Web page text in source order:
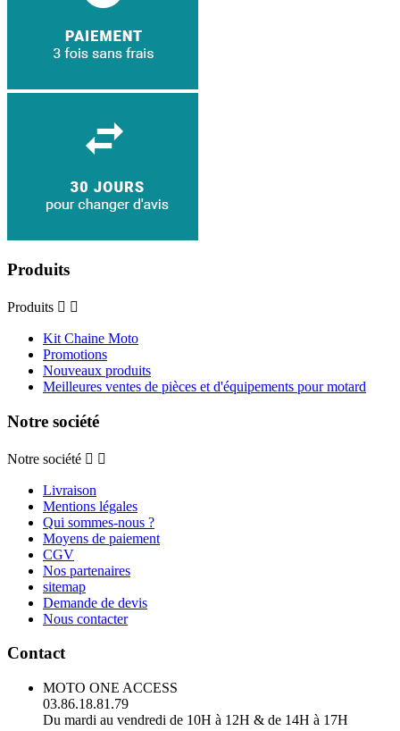
Produits
Produits  
Kit Chaine Moto
Promotions
Nouveaux produits
Meilleures ventes de pièces et d'équipements pour motard
Notre société
Notre société  
Livraison
Mentions légales
Qui sommes-nous ?
Moyens de paiement
CGV
Nos partenaires
sitemap
Demande de devis
Nous contacter
Contact
MOTO ONE ACCESS
03.86.18.81.79
Du mardi au vendredi de 10H à 12H & de 14H à 17H